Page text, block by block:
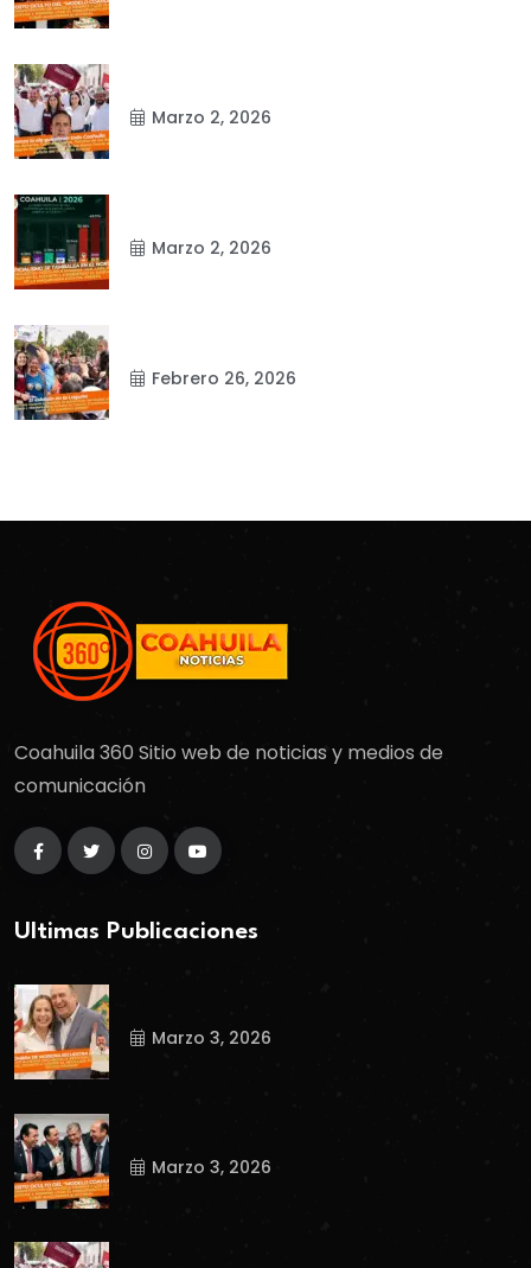
Marzo 2, 2026
Marzo 2, 2026
Febrero 26, 2026
Coahuila 360 Sitio web de noticias y medios de
comunicación
Ultimas Publicaciones
Marzo 3, 2026
Marzo 3, 2026